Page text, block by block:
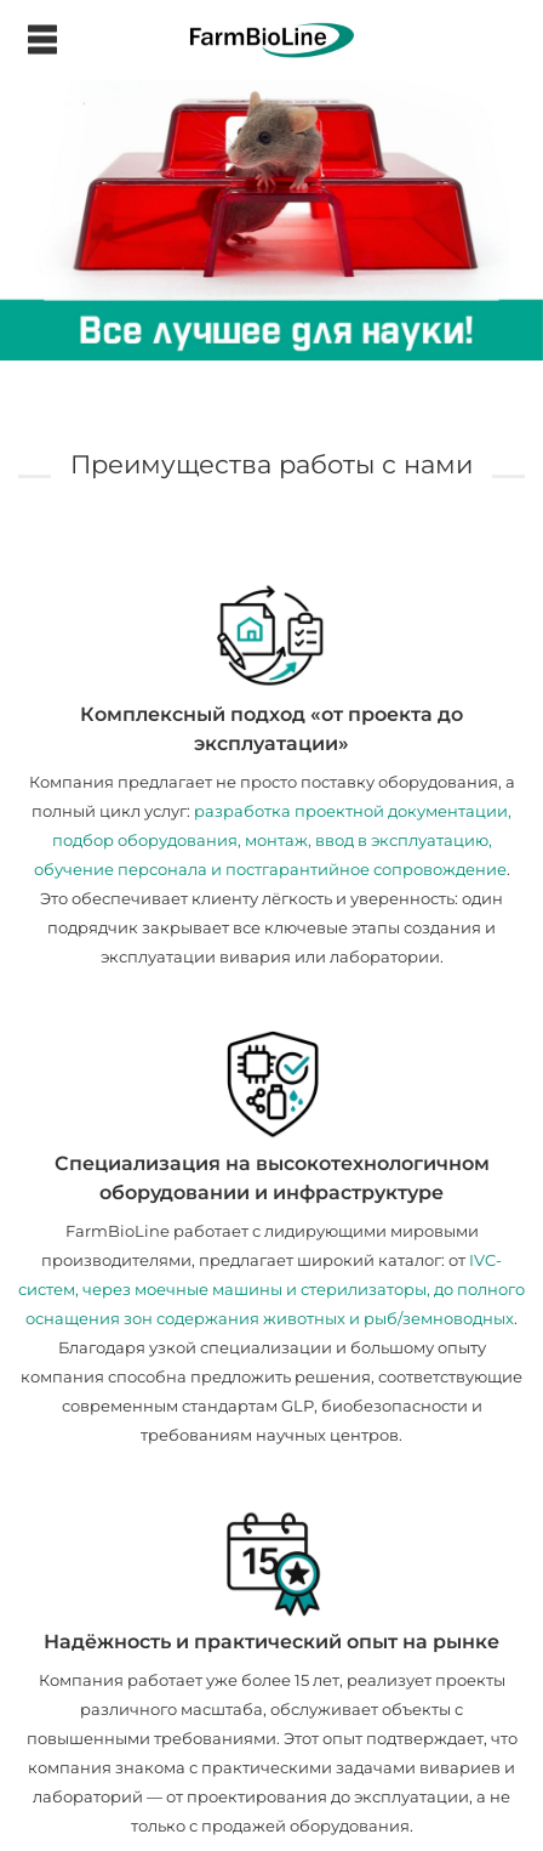
Преимущества работы с нами
Комплексный подход «от проекта до
эксплуатации»
Компания предлагает не просто поставку оборудования, а
полный цикл услуг: разработка проектной документации,
подбор оборудования, монтаж, ввод в эксплуатацию,
обучение персонала и постгарантийное сопровождение.
Это обеспечивает клиенту лёгкость и уверенность: один
подрядчик закрывает все ключевые этапы создания и
эксплуатации вивария или лаборатории.
Специализация на высокотехнологичном
оборудовании и инфраструктуре
FarmBioLine работает с лидирующими мировыми
производителями, предлагает широкий каталог: от IVC-
систем, через моечные машины и стерилизаторы, до полного
оснащения зон содержания животных и рыб/земноводных.
Благодаря узкой специализации и большому опыту
компания способна предложить решения, соответствующие
современным стандартам GLP, биобезопасности и
требованиям научных центров.
Надёжность и практический опыт на рынке
Компания работает уже более 15 лет, реализует проекты
различного масштаба, обслуживает объекты с
повышенными требованиями. Этот опыт подтверждает, что
компания знакома с практическими задачами вивариев и
лабораторий — от проектирования до эксплуатации, а не
только с продажей оборудования.